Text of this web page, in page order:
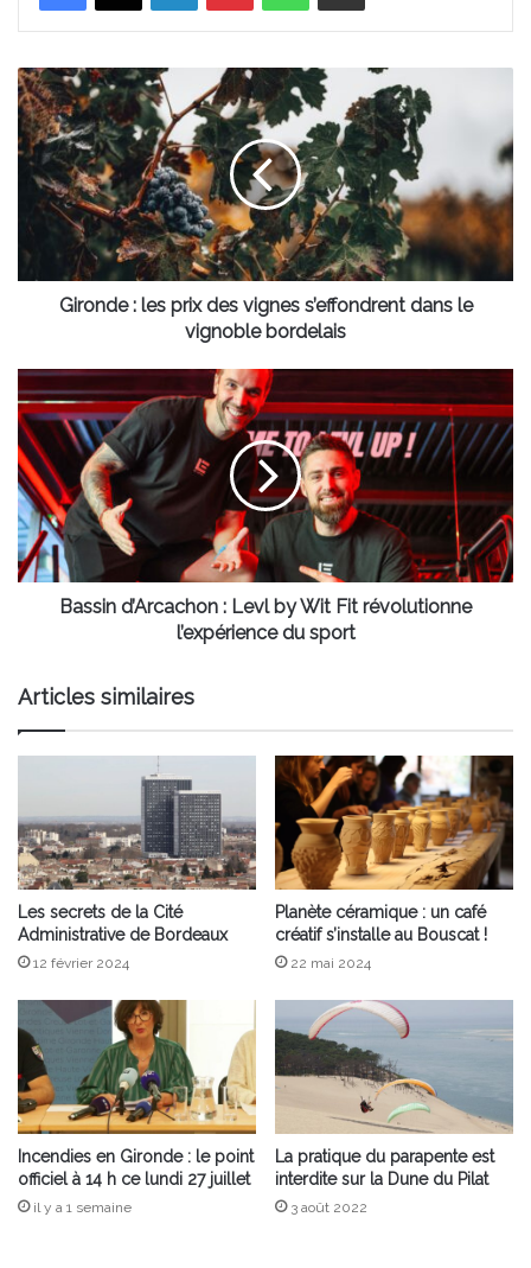
Gironde
:
les
prix
des
vignes
s’effondrent
dans
le
vignobleGironde : les prix des vignes s’effondrent dans le
vignoble bordelais
Bassin
d’Arcachon
:
Levl
by
Wit
Fit
révolutionne
l’expérience
Bassin d’Arcachon : Levl by Wit Fit révolutionne
l’expérience du sport
Articles similaires
Les secrets de la Cité
Administrative de Bordeaux
12 février 2024
Planète céramique : un café
créatif s’installe au Bouscat !
22 mai 2024
Incendies en Gironde : le point
officiel à 14 h ce lundi 27 juillet
il y a 1 semaine
La pratique du parapente est
interdite sur la Dune du Pilat
3 août 2022